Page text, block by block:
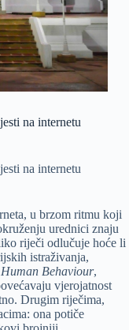
na internetu
na internetu
u brzom ritmu koji
urednici znaju
riječi odlučuje hoće li
istraživanja,
Behaviour,
vjerojatnost
Drugim riječima,
ona potiče